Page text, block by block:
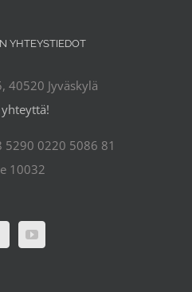
YHTEYSTIEDOT
40520 Jyväskylä
5290 0220 5086 81
10032